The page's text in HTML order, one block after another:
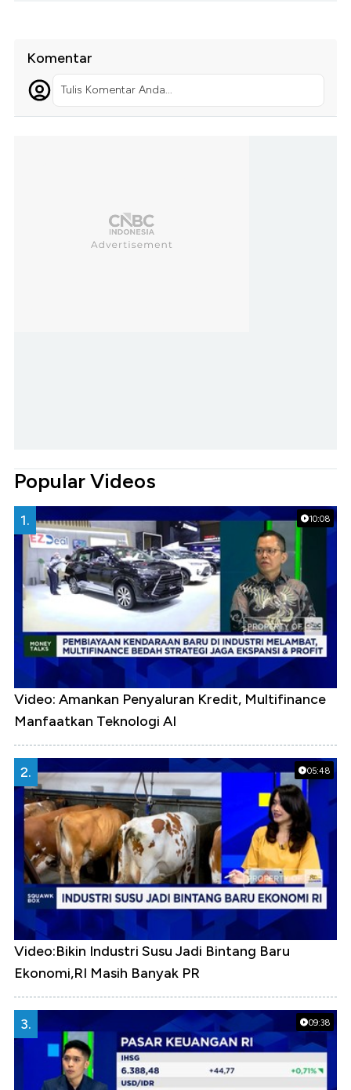
Komentar
Tulis Komentar Anda...
Popular Videos
10:08
1.
Video: Amankan Penyaluran Kredit, Multifinance
Manfaatkan Teknologi AI
05:48
2.
Video:Bikin Industri Susu Jadi Bintang Baru
Ekonomi,RI Masih Banyak PR
09:38
3.